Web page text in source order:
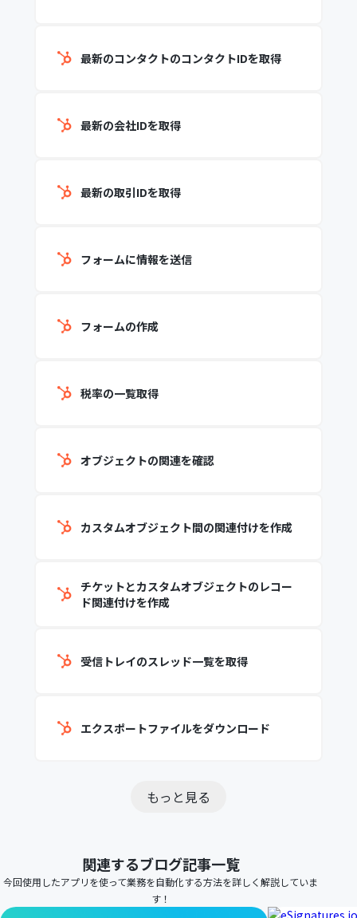
最新のコンタクトのコンタクトIDを取得
最新の会社IDを取得
最新の取引IDを取得
フォームに情報を送信
フォームの作成
税率の一覧取得
オブジェクトの関連を確認
カスタムオブジェクト間の関連付けを作成
チケットとカスタムオブジェクトのレコー
ド関連付けを作成
受信トレイのスレッド一覧を取得
エクスポートファイルをダウンロード
もっと見る
関連するブログ記事一覧
今回使用したアプリを使って業務を自動化する方法を詳しく解説していま
す！